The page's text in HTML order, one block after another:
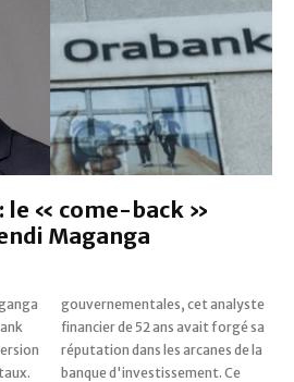
le « come-back »
Maganga
sa
de la
Ce